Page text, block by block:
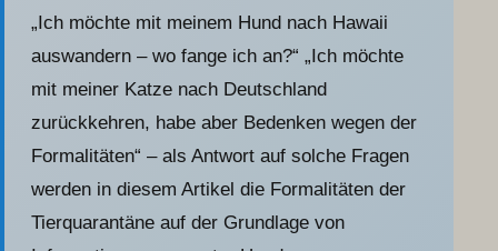
„Ich möchte mit meinem Hund nach Hawaii
auswandern – wo fange ich an?“ „Ich möchte
mit meiner Katze nach Deutschland
zurückkehren, habe aber Bedenken wegen der
Formalitäten“ – als Antwort auf solche Fragen
werden in diesem Artikel die Formalitäten der
Tierquarantäne auf der Grundlage von